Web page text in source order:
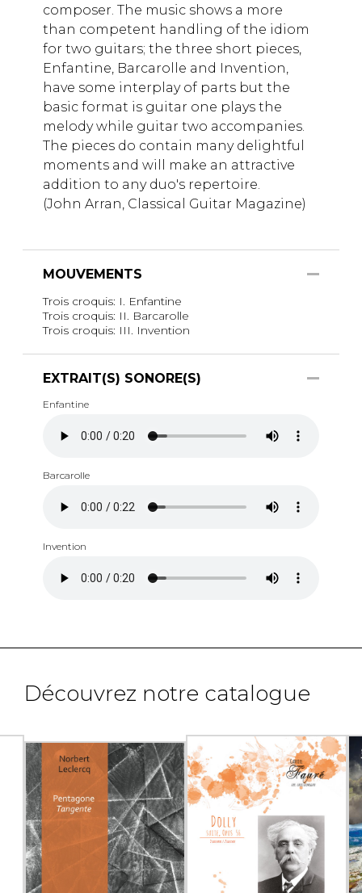
composer. The music shows a more
than competent handling of the idiom
for two guitars; the three short pieces,
Enfantine, Barcarolle and Invention,
have some interplay of parts but the
basic format is guitar one plays the
melody while guitar two accompanies.
The pieces do contain many delightful
moments and will make an attractive
addition to any duo's repertoire.
(John Arran, Classical Guitar Magazine)
MOUVEMENTS
Trois croquis: I. Enfantine
Trois croquis: II. Barcarolle
Trois croquis: III. Invention
EXTRAIT(S) SONORE(S)
Enfantine
Barcarolle
Invention
Découvrez notre catalogue